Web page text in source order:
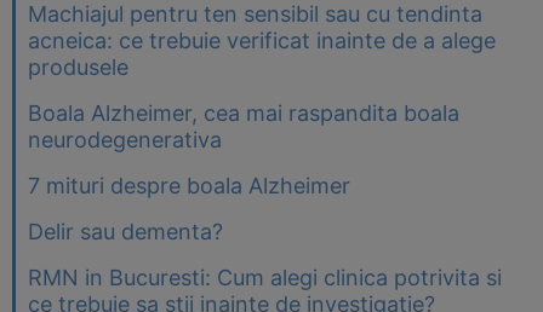
Machiajul pentru ten sensibil sau cu tendinta
acneica: ce trebuie verificat inainte de a alege
produsele
Boala Alzheimer, cea mai raspandita boala
neurodegenerativa
7 mituri despre boala Alzheimer
Delir sau dementa?
RMN in Bucuresti: Cum alegi clinica potrivita si
ce trebuie sa stii inainte de investigatie?